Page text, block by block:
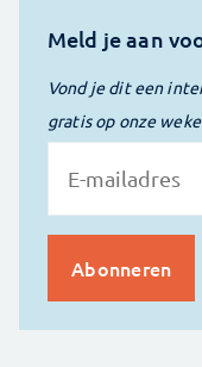
Meld je aan
Vond je dit een
gratis op onze